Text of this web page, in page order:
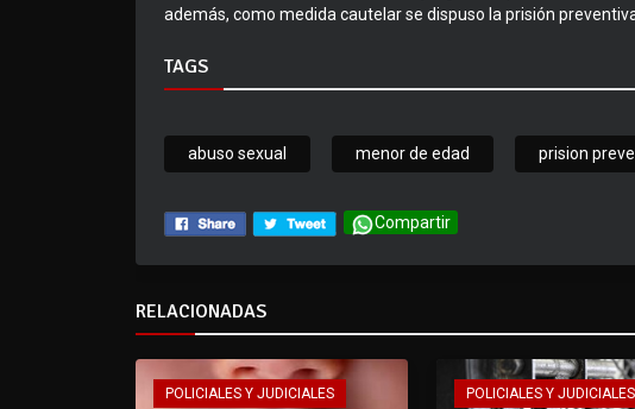
además, como medida cautelar se dispuso la prisión
TAGS
abuso sexual menor de edad prision
Compartir
RELACIONADAS
POLICIALES Y JUDICIALES POLICIALES Y JUDICIALES